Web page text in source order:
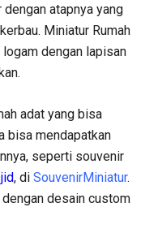
atapnya yang
Miniatur Rumah
dengan lapisan
adat yang bisa
bisa mendapatkan
seperti souvenir
, di SouvenirMiniatur.
desain custom